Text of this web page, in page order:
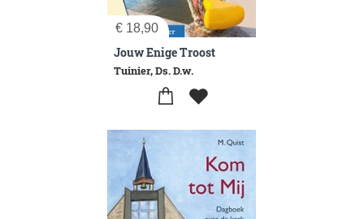
€ 18,90
Jouw Enige Troost
Tuinier, Ds. D.w.